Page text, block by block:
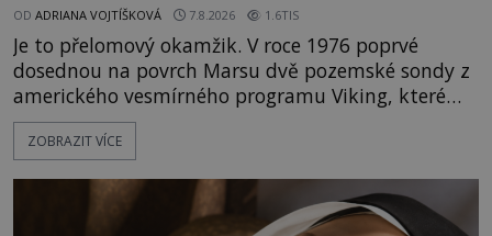
OD ADRIANA VOJTÍŠKOVÁ 7.8.2026 1.6TIS
Je to přelomový okamžik. V roce 1976 poprvé
dosednou na povrch Marsu dvě pozemské sondy z
amerického vesmírného programu Viking, které
jsou schopny pořídit fotografie záhadami
opředené rudé planety. Viking 1 zde zaznamená
zvané Cydonie totiž zachytí podivný útvar
připomínající lidskou tvář. NASA (Národní úřad
ZOBRAZIT VÍCE